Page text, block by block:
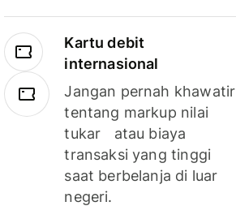
Kartu debit
internasional
Jangan pernah khawatir
tentang markup nilai
tukar atau biaya
transaksi yang tinggi
saat berbelanja di luar
negeri.